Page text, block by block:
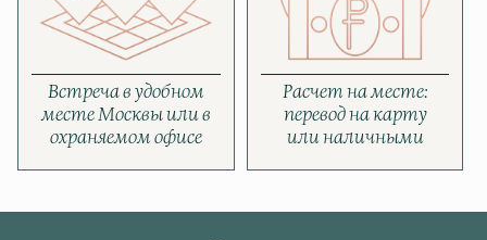
Встреча в удобном
месте Москвы или в
охраняемом офисе
Расчет на месте:
перевод на карту
или наличными